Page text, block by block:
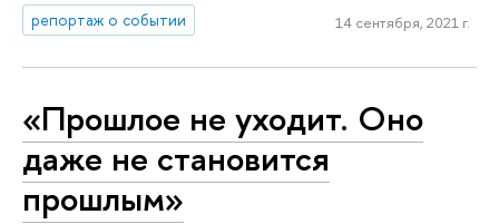
репортаж о событии
14 сентября, 2021 г.
«Прошлое не уходит. Оно
даже не становится
прошлым»